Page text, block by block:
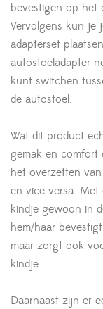
bevestigen op het
Vervolgens kun je
adapterset
autostoeladapter
kunt switchen
de autostoel.
Wat dit product
gemak en comfort
het overzetten
en vice versa. Met
kindje gewoon in
hem/haar
maar zorgt ook
kindje.
Daarnaast zijn er